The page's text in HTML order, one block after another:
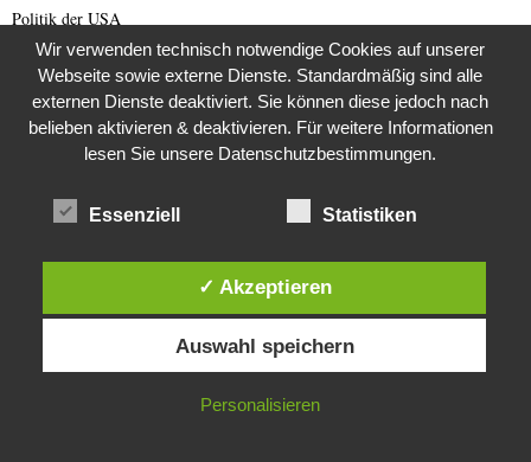
Politik der USA
Pressefreiheit
Promis und Royals
RAF
Rechtsradikale
Reisebewertungen
Reisen
Diese Website verwendet Cookies. Durch die weitere Nutzung dieser
Website stimmst du der Verwendung von Cookies zu.
IN ORDNUNG
Wir verwenden technisch notwendige Cookies auf unserer
Webseite sowie externe Dienste. Standardmäßig sind alle
externen Dienste deaktiviert. Sie können diese jedoch nach
belieben aktivieren & deaktivieren. Für weitere Informationen
lesen Sie unsere Datenschutzbestimmungen.
Essenziell Statistiken
✓ Akzeptieren
Auswahl speichern
Personalisieren